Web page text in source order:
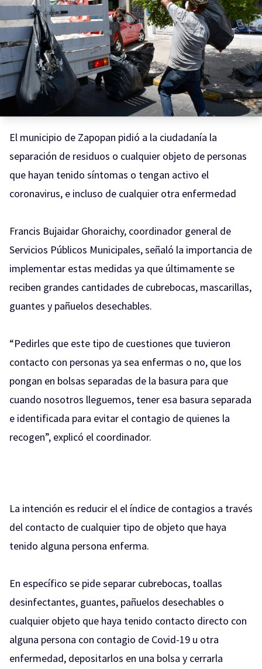
El municipio de Zapopan pidió a la ciudadanía la
separación de residuos o cualquier objeto de personas
que hayan tenido síntomas o tengan activo el
coronavirus, e incluso de cualquier otra enfermedad
Francis Bujaidar Ghoraichy, coordinador general de
Servicios Públicos Municipales, señaló la importancia de
implementar estas medidas ya que últimamente se
reciben grandes cantidades de cubrebocas, mascarillas,
guantes y pañuelos desechables.
“Pedirles que este tipo de cuestiones que tuvieron
contacto con personas ya sea enfermas o no, que los
pongan en bolsas separadas de la basura para que
cuando nosotros lleguemos, tener esa basura separada
e identificada para evitar el contagio de quienes la
recogen”, explicó el coordinador.
La intención es reducir el el índice de contagios a través
del contacto de cualquier tipo de objeto que haya
tenido alguna persona enferma.
En específico se pide separar cubrebocas, toallas
desinfectantes, guantes, pañuelos desechables o
cualquier objeto que haya tenido contacto directo con
alguna persona con contagio de Covid-19 u otra
enfermedad, depositarlos en una bolsa y cerrarla